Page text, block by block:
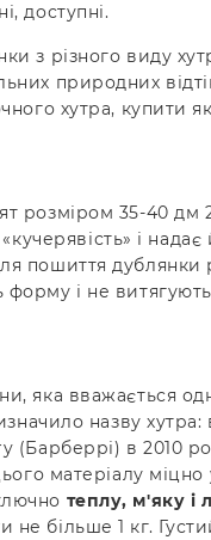
доступні.
з різного виду
природних
хутра,
розміром 35-40 дм
і надає
пошиття
і не
яка вважається
назву
в 2010
матеріалу
теплу, м'яку і
більше 1 кг.